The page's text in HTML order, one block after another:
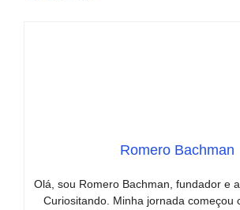
Romero Bachman
Olá, sou Romero Bachman, fundador e
Curiositando. Minha jornada começou